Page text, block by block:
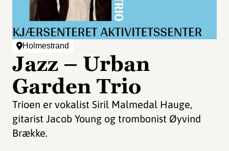
Holmestrand
Jazz – Urban
Garden Trio
Trioen er vokalist Siril Malmedal Hauge,
gitarist Jacob Young og trombonist Øyvind
Brække.